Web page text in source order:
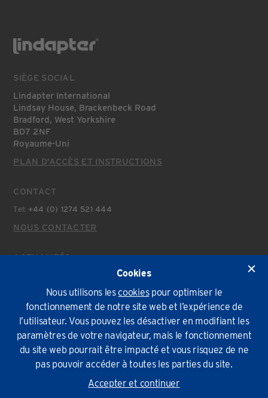
SIÈGE SOCIAL
Lindapter International
Lindsay House, Brackenbeck Road
Bradford, West Yorkshire
BD7 2NF
Royaume-Uni
PLAN D’ACCÈS ET INSTRUCTIONS
CONTACT
Tel: +44 (0) 1274 521 444
NOUS CONTACTER
ACTUALITÉS
Politique environnementale Conditions Générales
Confidentialité
Cookies
© Lindapter International 2026. Tous droits réservés.
Cookies
Nous utilisons lescookiespour optimiser le
fonctionnement de notre site web et l’expérience de
l’utilisateur. Vous pouvez les désactiver en modifiant les
paramètres de votre navigateur, mais le fonctionnement
du site web pourrait être impacté et vous risquez de ne
pas pouvoir accéder à toutes les parties du site.
Accepter et continuer